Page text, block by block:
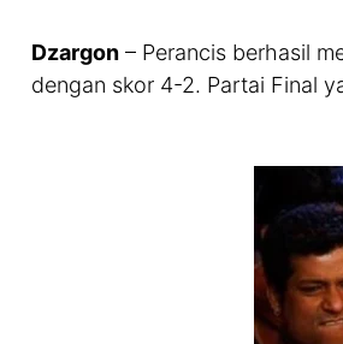
Dzargon – Perancis berhasil
dengan skor 4-2. Partai Final